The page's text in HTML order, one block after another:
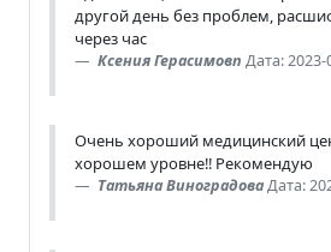
другой день без проблем,
через час
Ксения Герасимовп Дата: 2023-
Очень хороший медицинский
хорошем уровне!! Рекомендую
Татьяна ВиноградоваДата: